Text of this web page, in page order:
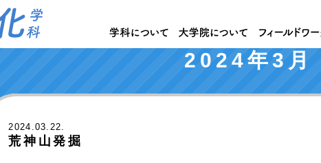
2024年3月
2024 .03.22.
荒神山発掘